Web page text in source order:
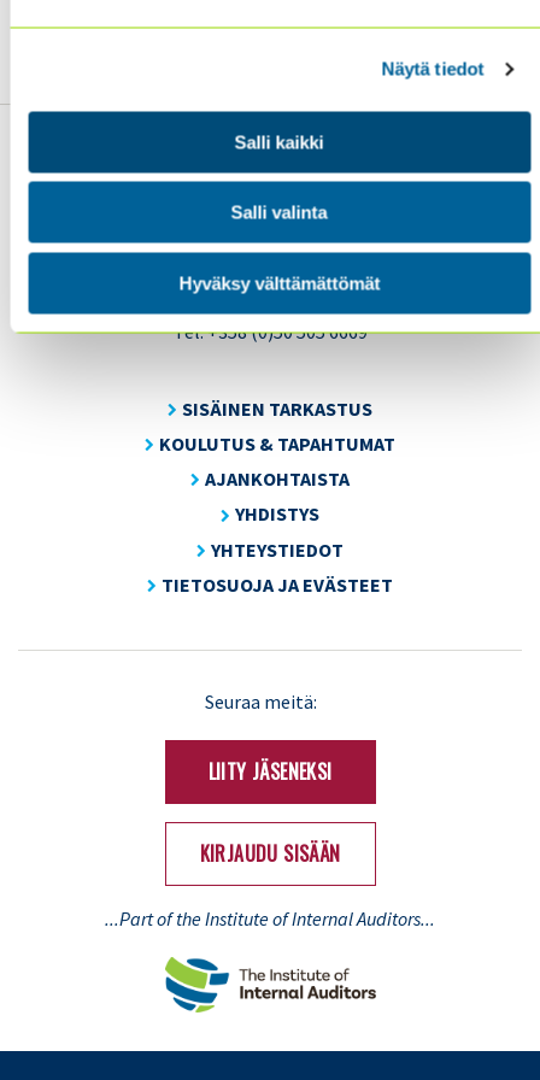
Näytä tiedot
Salli kaikki
Salli valinta
Hyväksy välttämättömät
Dog?
Sisäiset tarkastajat ry / Oy Inreviso Ab
Energiakuja 3
FI 00180 Helsinki
Tel. +358 (0)50 505 6669
SISÄINEN TARKASTUS
KOULUTUS & TAPAHTUMAT
AJANKOHTAISTA
YHDISTYS
YHTEYSTIEDOT
TIETOSUOJA JA EVÄSTEET
Seuraa meitä:
LIITY JÄSENEKSI
KIRJAUDU SISÄÄN
...Part of the Institute of Internal Auditors...